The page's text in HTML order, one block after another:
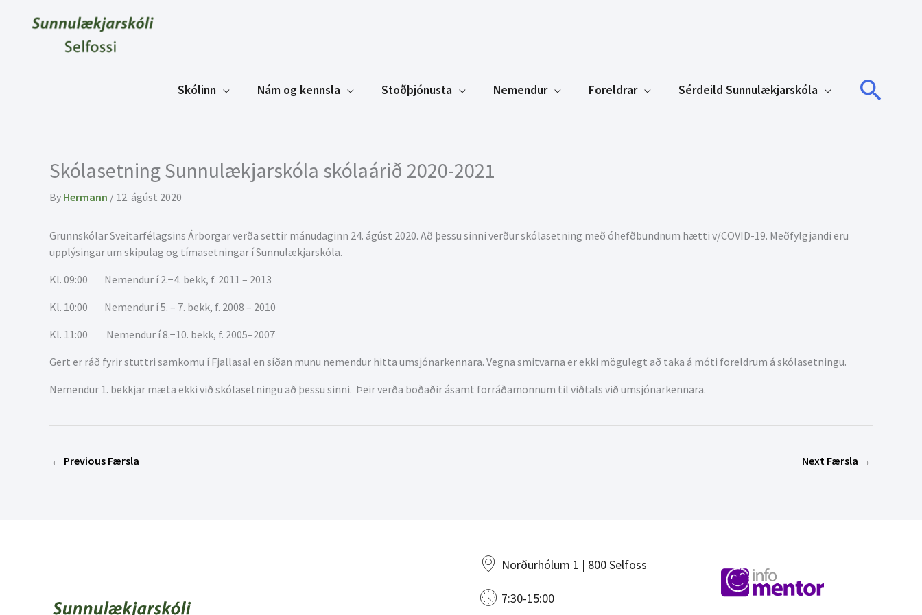
Skólinn Nám og kennsla Stoðþjónusta Nemendur Foreldrar Sérdeild Sunnulækjarskóla
Skólasetning Sunnulækjarskóla skólaárið 2020-2021
By Hermann / 12. ágúst 2020
Grunnskólar Sveitarfélagsins Árborgar verða settir mánudaginn 24. ágúst 2020. Að þessu sinni verður skólasetning með óhefðbundnum hætti v/COVID-19. Meðfylgjandi eru
upplýsingar um skipulag og tímasetningar í Sunnulækjarskóla.
Kl. 09:00 Nemendur í 2.−4. bekk, f. 2011 – 2013
Kl. 10:00 Nemendur í 5. – 7. bekk, f. 2008 – 2010
Kl. 11:00 Nemendur í 8.−10. bekk, f. 2005–2007
Gert er ráð fyrir stuttri samkomu í Fjallasal en síðan munu nemendur hitta umsjónarkennara. Vegna smitvarna er ekki mögulegt að taka á móti foreldrum á skólasetningu.
Nemendur 1. bekkjar mæta ekki við skólasetningu að þessu sinni. Þeir verða boðaðir ásamt forráðamönnum til viðtals við umsjónarkennara.
← Previous Færsla Next Færsla →
Norðurhólum 1 | 800 Selfoss
7:30-15:00